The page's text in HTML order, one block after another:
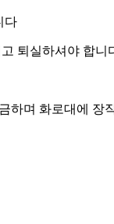
다
퇴실하셔야 합니
하며 화로대에 장